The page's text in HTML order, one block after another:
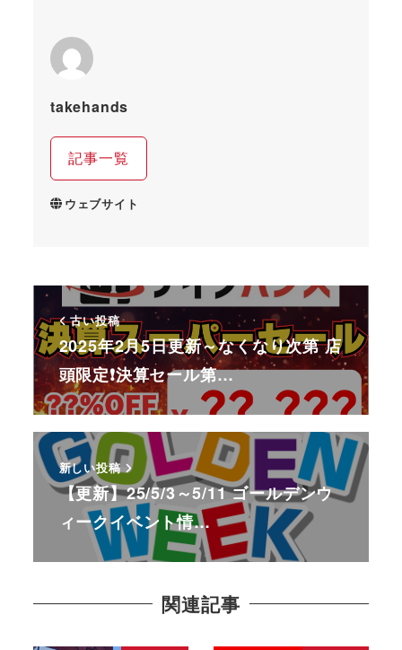
takehands
記事一覧
ウェブサイト
古い投稿
2025年2月5日更新～なくなり次第 店
頭限定❗決算セール第…
新しい投稿
【更新】25/5/3～5/11 ゴールデンウ
ィークイベント情…
関連記事